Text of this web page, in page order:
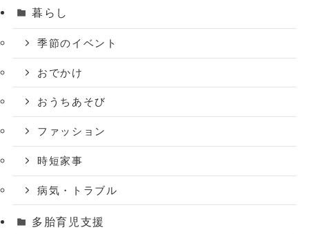
暮らし
季節のイベント
おでかけ
おうちあそび
ファッション
時短家事
病気・トラブル
多胎育児支援